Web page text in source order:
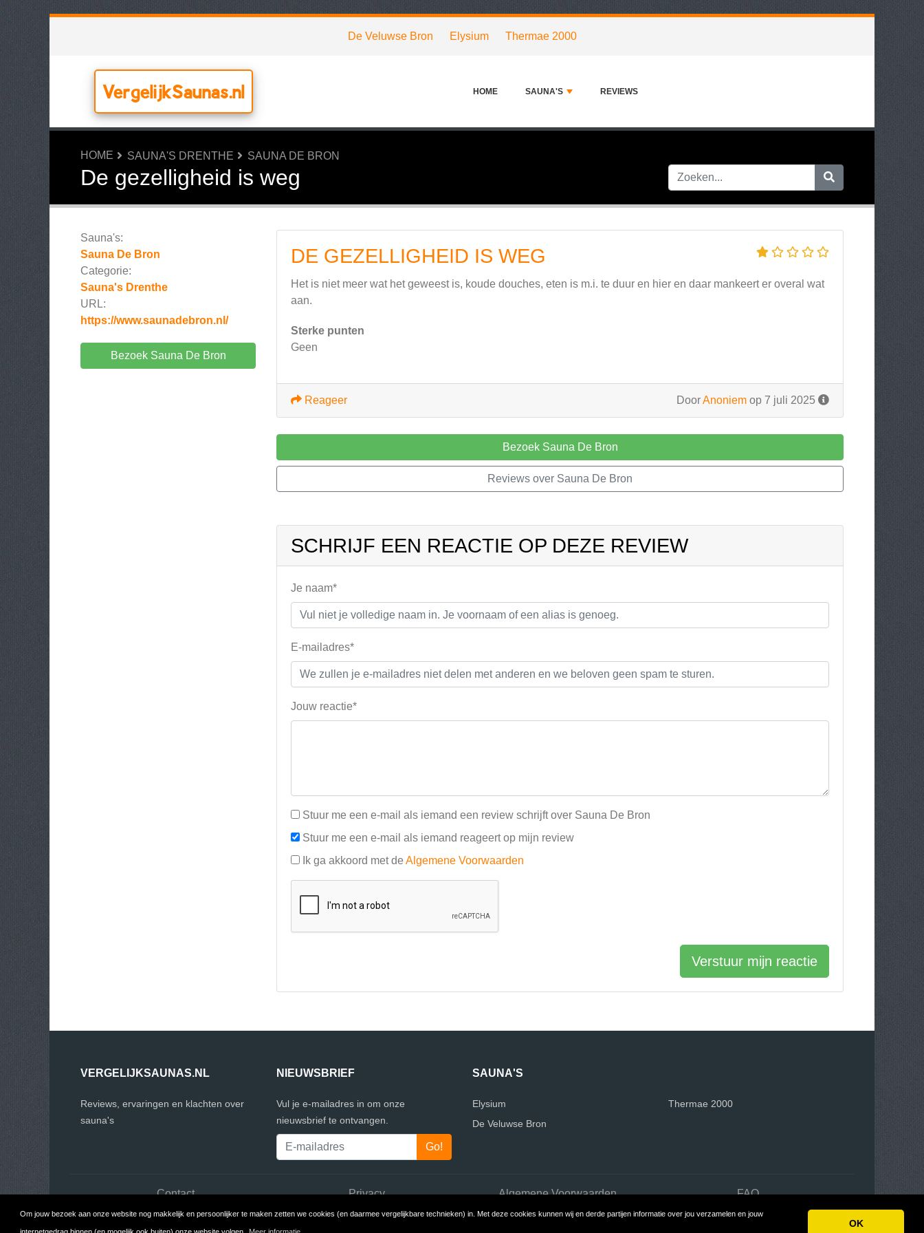
Om jouw bezoek aan onze website nog makkelijk en persoonlijker te maken zetten we cookies (en daarmee vergelijkbare technieken) in. Met deze cookies kunnen wij en derde partijen informatie over jou verzamelen en jouw
OK
De Veluwse Bron Elysium Thermae 2000
VergelijkSaunas.nl HOME SAUNA'S REVIEWS
HOME SAUNA'S DRENTHE SAUNA DE BRON
De gezelligheid is weg
Sauna's:
Sauna De Bron
Categorie:
Sauna's Drenthe
URL:
https://www.saunadebron.nl/
Bezoek Sauna De Bron
DE GEZELLIGHEID IS WEG
Het is niet meer wat het geweest is, koude douches, eten is m.i. te duur en hier en daar mankeert er overal wat
aan.
Sterke punten
Geen
DoorAnoniem op 7 juli 2025
Reageer
Bezoek Sauna De Bron
Reviews over Sauna De Bron
SCHRIJF EEN REACTIE OP DEZE REVIEW
Je naam*
E-mailadres*
Jouw reactie*
Stuur me een e-mail als iemand een review schrijft over Sauna De Bron
Stuur me een e-mail als iemand reageert op mijn review
Ik ga akkoord met de Algemene Voorwaarden
Verstuur mijn reactie
VERGELIJKSAUNAS.NL
Reviews, ervaringen en klachten over
sauna's
NIEUWSBRIEF
Vul je e-mailadres in om onze
nieuwsbrief te ontvangen.
SAUNA'S
Elysium
De Veluwse Bron
Thermae 2000
Contact Privacy Algemene Voorwaarden FAQ
Copyright © 2026 VergelijkSaunas.nl